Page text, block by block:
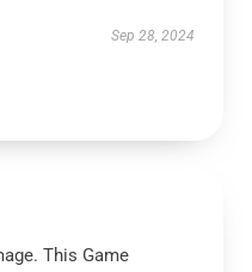
Sep 28, 2024
This Game